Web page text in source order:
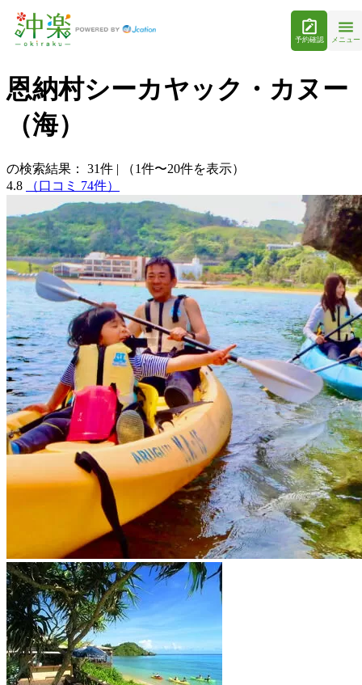
予約確認 メニュー
恩納村シーカヤック・カヌー
（海）
の検索結果： 31件 |
（1件〜20件を表示）
4.8
（口コミ 74件）